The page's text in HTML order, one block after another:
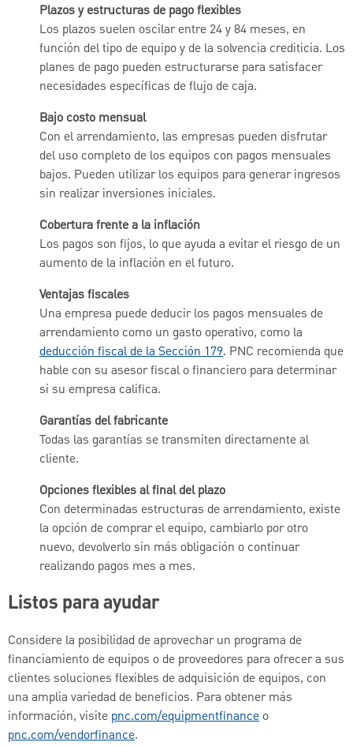
Plazos y estructuras de pago flexibles
Los plazos suelen oscilar entre 24 y 84 meses, en
función del tipo de equipo y de la solvencia crediticia. Los
planes de pago pueden estructurarse para satisfacer
necesidades específicas de flujo de caja.
Bajo costo mensual
Con el arrendamiento, las empresas pueden disfrutar
del uso completo de los equipos con pagos mensuales
bajos. Pueden utilizar los equipos para generar ingresos
sin realizar inversiones iniciales.
Cobertura frente a la inflación
Los pagos son fijos, lo que ayuda a evitar el riesgo de un
aumento de la inflación en el futuro.
Ventajas fiscales
Una empresa puede deducir los pagos mensuales de
arrendamiento como un gasto operativo, como la
deducción fiscal de la Sección 179. PNC recomienda que
hable con su asesor fiscal o financiero para determinar
si su empresa califica.
Garantías del fabricante
Todas las garantías se transmiten directamente al
cliente.
Opciones flexibles al final del plazo
Con determinadas estructuras de arrendamiento, existe
la opción de comprar el equipo, cambiarlo por otro
nuevo, devolverlo sin más obligación o continuar
realizando pagos mes a mes.
Listos para ayudar
Considere la posibilidad de aprovechar un programa de
financiamiento de equipos o de proveedores para ofrecer a sus
clientes soluciones flexibles de adquisición de equipos, con
una amplia variedad de beneficios. Para obtener más
información, visite pnc.com/equipmentfinance o
pnc.com/vendorfinance.